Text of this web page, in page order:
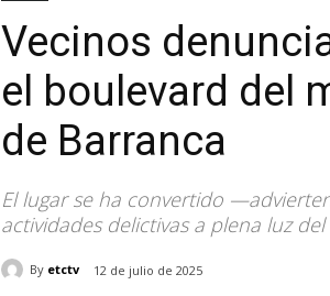
Vecinos
el boulevard del
de Barranca
El lugar se ha convertido
actividades delictivas a plena luz del
By etctv 12 de julio de 2025